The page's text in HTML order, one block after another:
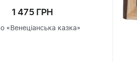
1 475 ГРН
«Венеціанська казка»